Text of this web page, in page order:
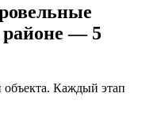
— 5
объекта. Каждый этап